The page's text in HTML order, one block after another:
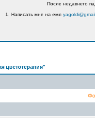
После недавнего
1. Написать мне на емл
цветотерапия"